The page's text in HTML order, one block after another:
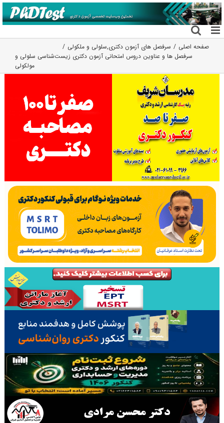
رفتن
به
محتوا
صفحه اصلی سرفصل های آزمون دکتری,سلولی و ملکولی
سرفصل ها و عناوین دروس امتحانی آزمون دکتری زیست‌شناسی سلولی و
مولکولی